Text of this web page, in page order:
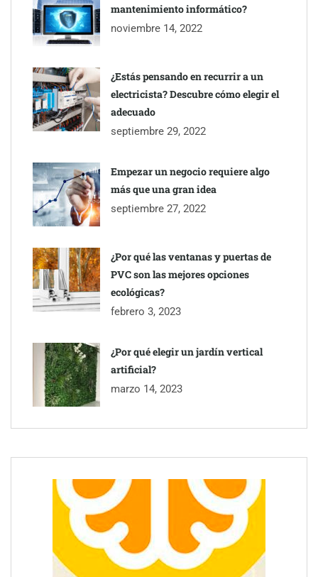
TBKids impulsa su expansión nacional con un modelo de
franquicia que redefine la educación tecnológica
Millones de desplazamientos en verano reabren el debate sobre
la seguridad en las carreteras, según SMA Road Safety
Perfumería Laura incorpora Nasomatto a su selección de
mantenimiento informático?
noviembre 14, 2022
¿Estás pensando en recurrir a un
electricista? Descubre cómo elegir el
adecuado
septiembre 29, 2022
Empezar un negocio requiere algo
más que una gran idea
septiembre 27, 2022
¿Por qué las ventanas y puertas de
PVC son las mejores opciones
ecológicas?
febrero 3, 2023
¿Por qué elegir un jardín vertical
artificial?
marzo 14, 2023